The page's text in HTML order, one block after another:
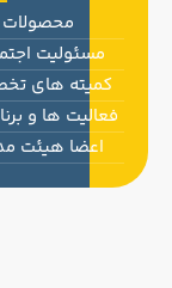
محصولات
مسئولیت
کمیته های
فعالیت ها و
اعضا هیئت